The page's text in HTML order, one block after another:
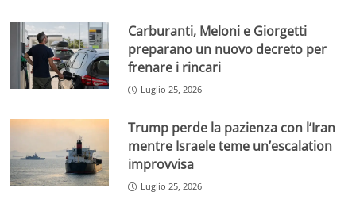
Carburanti, Meloni e Giorgetti
preparano un nuovo decreto per
frenare i rincari
Luglio 25, 2026
Trump perde la pazienza con l’Iran
mentre Israele teme un’escalation
improvvisa
Luglio 25, 2026